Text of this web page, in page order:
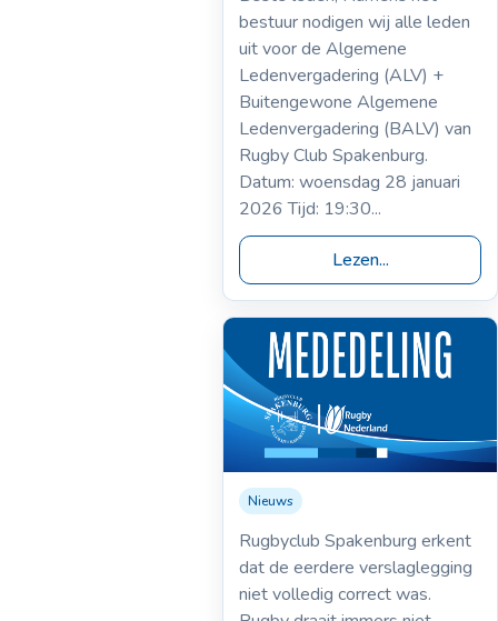
vergadering
bestuur nodigen wij alle leden
uit voor de Algemene
Ledenvergadering (ALV) +
Buitengewone Algemene
Ledenvergadering (BALV) van
Rugby Club Spakenburg.
Datum: woensdag 28 januari
2026 Tijd: 19:30...
Lezen...
Mededeling verslag 1
nov 2025 | Hilversum
1 – Spakenburg 1
Nieuws
Rugbyclub Spakenburg erkent
dat de eerdere verslaglegging
niet volledig correct was.